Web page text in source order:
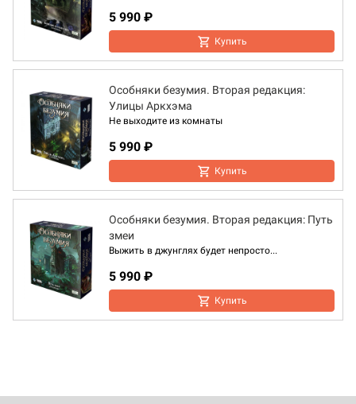
5 990 ₽
Купить
Особняки безумия. Вторая редакция:
Улицы Аркхэма
Не выходите из комнаты
5 990 ₽
Купить
Особняки безумия. Вторая редакция: Путь
змеи
Выжить в джунглях будет непросто...
5 990 ₽
Купить